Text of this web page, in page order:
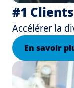
#1 Clients
Accélérer la
En savoir